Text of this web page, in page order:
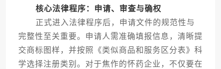
核心法律程序：申请、审查与确权
正式进入法律程序后，申请文件的规范性与
完整性至关重要。申请人需准确填报信息，清晰提
交商标图样，并按照《类似商品和服务区分表》科
学选择注册类别。对于焦作的怀药企业，不仅要在